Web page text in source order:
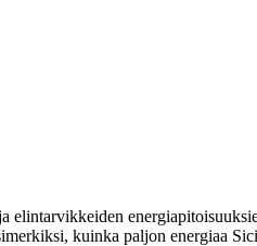
elintarvikkeiden
kuinka paljon energiaa